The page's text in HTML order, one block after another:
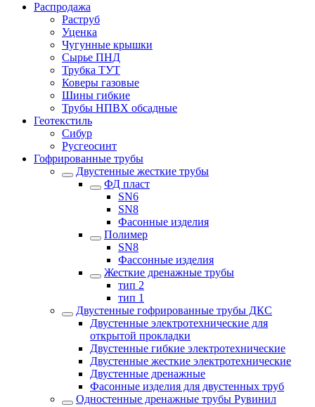
Распродажа
Раструб
Уценка
Чугунные крышки
Сырье ПНД
Трубка ТУТ
Коверы газовые
Шины гибкие
Трубы НПВХ обсадные
Геотекстиль
Сибур
Русгеосинт
Гофрированные трубы
Двустенные жесткие трубы
ФД пласт
SN6
SN8
Фасонные изделия
Полимер
SN8
Фассонные изделия
Жесткие дренажные трубы
тип 2
тип 1
Двустенные гофрированные трубы ДКС
Двустенные электротехнические для
открытой прокладки
Двустенные гибкие электротехнические
Двустенные жесткие электротехнические
Двустенные дренажные
Фасонные изделия для двустенных труб
Одностенные дренажные трубы Рувинил